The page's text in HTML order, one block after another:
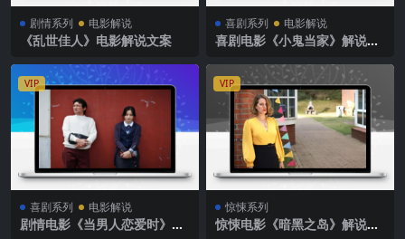
剧情系列 电影解说
《乱世佳人》电影解说文案
喜剧系列 电影解说
喜剧电影《小鬼当家》解说文
VIP
喜剧系列 电影解说
剧情电影《当男人恋爱时》解
VIP
惊悚系列
惊悚电影《暗黑之岛》解说文